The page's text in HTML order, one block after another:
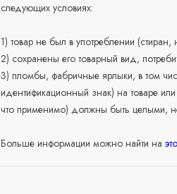
следующих условиях:
1) товар не был в употреблении
2) сохранены его товарный вид,
3) пломбы, фабричные ярлыки, в том
идентификационный знак) на товаре или
что применимо) должны быть целыми,
Больше информации можно найти на